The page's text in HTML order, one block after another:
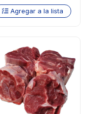
Agregar a la lista